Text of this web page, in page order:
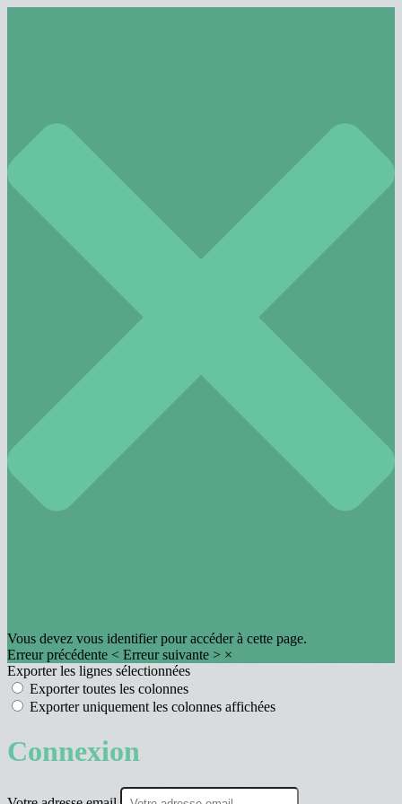
Vous devez vous identifier pour accéder à cette page.
Erreur précédente < Erreur suivante > ×
Exporter les lignes sélectionnées
Exporter toutes les colonnes
Exporter uniquement les colonnes affichées
Connexion